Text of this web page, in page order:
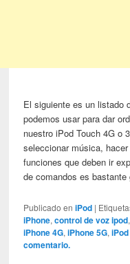
El siguiente es un listado
podemos usar para dar
nuestro iPod Touch 4G o
seleccionar música,
funciones que deben ir
de comandos es
Publicado en iPod |
iPhone,control de voz ipod
iPhone 4G,iPhone 5G,
comentario.